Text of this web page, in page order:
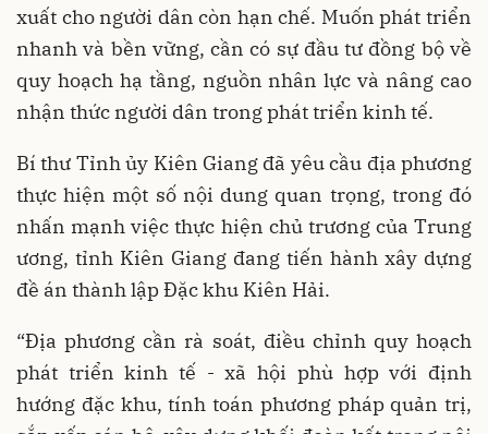
xuất cho người dân còn hạn chế. Muốn phát triển
nhanh và bền vững, cần có sự đầu tư đồng bộ về
quy hoạch hạ tầng, nguồn nhân lực và nâng cao
nhận thức người dân trong phát triển kinh tế.
Bí thư Tỉnh ủy Kiên Giang đã yêu cầu địa phương
thực hiện một số nội dung quan trọng, trong đó
nhấn mạnh việc thực hiện chủ trương của Trung
ương, tỉnh Kiên Giang đang tiến hành xây dựng
đề án thành lập Đặc khu Kiên Hải.
“Địa phương cần rà soát, điều chỉnh quy hoạch
phát triển kinh tế - xã hội phù hợp với định
hướng đặc khu, tính toán phương pháp quản trị,